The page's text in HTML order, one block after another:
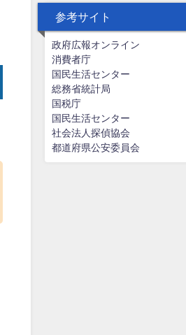
参考サイト
政府広報オンライン
消費者庁
国民生活センター
総務省統計局
国税庁
国民生活センター
社会法人探偵協会
都道府県公安委員会